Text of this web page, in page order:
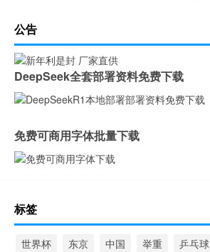
公告
DeepSeek全套部署资料免费下载
免费可商用字体批量下载
标签
世界杯 东京 中国 举重 乒乓球